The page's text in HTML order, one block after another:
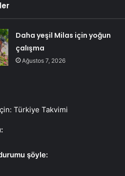
Daha yeşil Milas için yoğun
çalışma
Ağustos 7, 2026
Türkiye Takvimi
şöyle: